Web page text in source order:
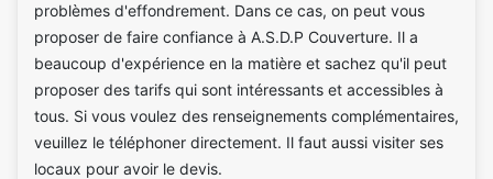
problèmes d'effondrement. Dans ce cas, on peut vous
proposer de faire confiance à A.S.D.P Couverture. Il a
beaucoup d'expérience en la matière et sachez qu'il peut
proposer des tarifs qui sont intéressants et accessibles à
tous. Si vous voulez des renseignements complémentaires,
veuillez le téléphoner directement. Il faut aussi visiter ses
locaux pour avoir le devis.